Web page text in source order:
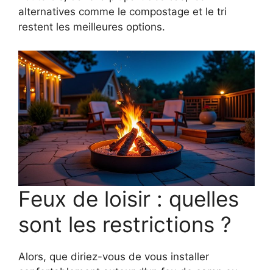
alternatives comme le compostage et le tri
restent les meilleures options.
Feux de loisir : quelles
sont les restrictions ?
Alors, que diriez-vous de vous installer